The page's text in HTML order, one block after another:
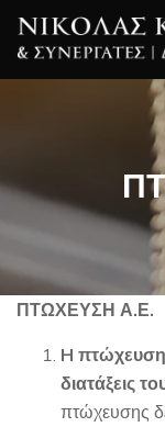
ΠΤΩΧΕΥΣΗ Α.Ε.
H πτώχευση
διατάξεις
πτώχευσης